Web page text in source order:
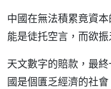
中國在無法積累竟資
能是徒托空言，而欲振
天文數字的賠款，最
國是個匱乏經濟的社